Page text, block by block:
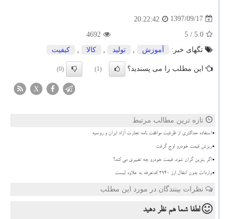
1397/09/17
20:22:42
5.0
/ 5
4692
تگهای خبر:
آموزش , تولید , كالا , كیفیت
این مطلب را می پسندید؟ (1)
(0)
X
تازه ترین مطالب مرتبط
استفاده حداکثری از ظرفیت موافقت نامه تجارت آزاد ایران و روسیه
ریزش قیمت خودرو اوج گرفت
اگر بنزین گران شود، قیمت خودرو چه تغییری می کند؟
واردات بدون انتقال ارز ۲۹۴۰ کدتعرفه به علاوه لیست
نظرات بینندگان در مورد این مطلب
لطفا شما همنظر دهید